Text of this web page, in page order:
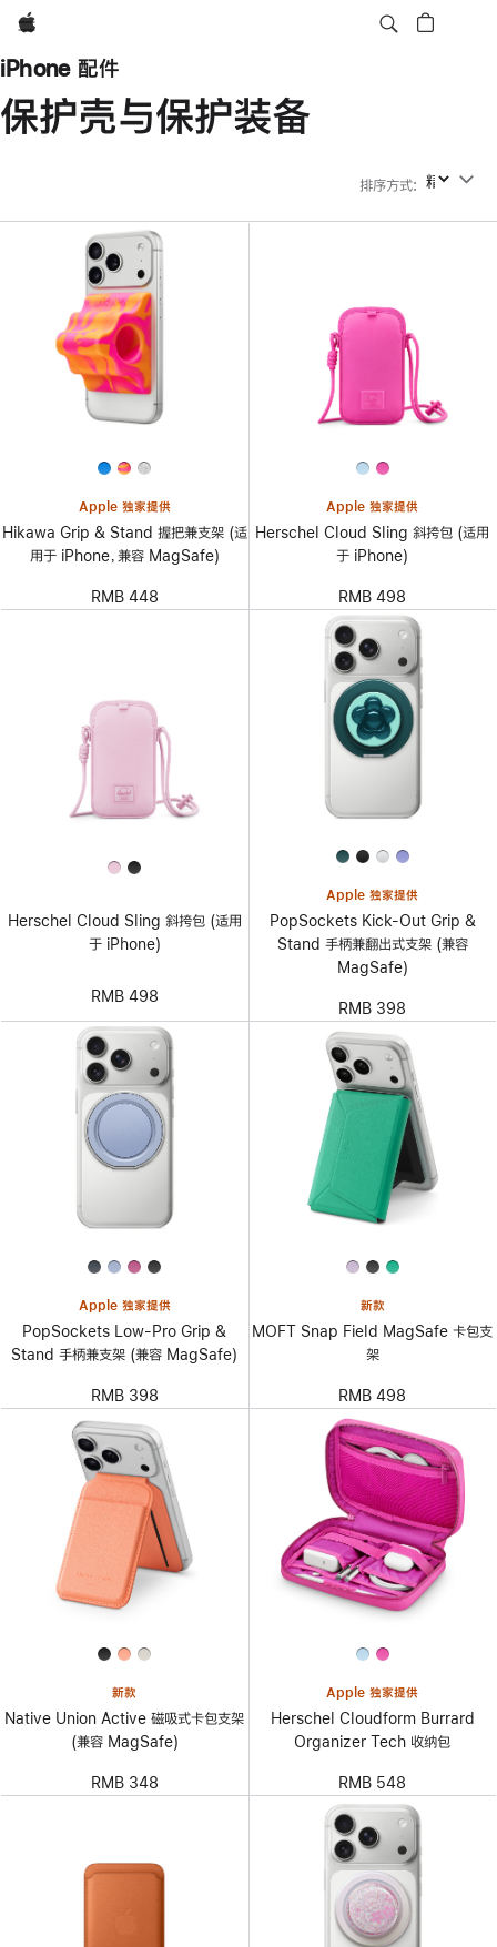
Apple
iPhone 配件
保护壳与保护装备
排序方式: 排序方式
Apple 独家提供
Hikawa Grip & Stand 握把兼支架 (适
用于 iPhone，兼容 MagSafe)
RMB 448
Apple 独家提供
Herschel Cloud Sling 斜挎包 (适用
于 iPhone)
RMB 498
Herschel Cloud Sling 斜挎包 (适用
于 iPhone)
RMB 498
Apple 独家提供
PopSockets Kick-Out Grip &
Stand 手柄兼翻出式支架 (兼容
MagSafe)
RMB 398
Apple 独家提供
PopSockets Low-Pro Grip &
Stand 手柄兼支架 (兼容 MagSafe)
RMB 398
新款
MOFT Snap Field MagSafe 卡包支
架
RMB 498
新款
Native Union Active 磁吸式卡包支架
(兼容 MagSafe)
RMB 348
Apple 独家提供
Herschel Cloudform Burrard
Organizer Tech 收纳包
RMB 548